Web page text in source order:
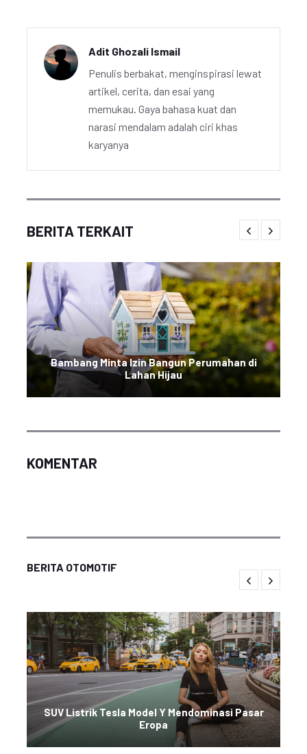
Adit Ghozali Ismail
Penulis berbakat, menginspirasi lewat
artikel, cerita, dan esai yang
memukau. Gaya bahasa kuat dan
narasi mendalam adalah ciri khas
karyanya
BERITA TERKAIT
Bambang Minta Izin Bangun Perumahan di
Lahan Hijau
KOMENTAR
BERITA OTOMOTIF
SUV Listrik Tesla Model Y Mendominasi Pasar
Eropa